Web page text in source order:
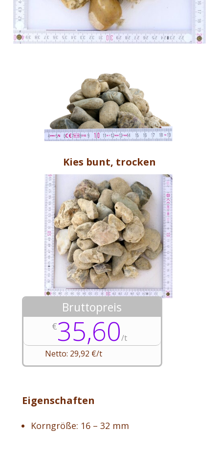
Kies bunt, trocken
Bruttopreis
€35,60/t
Netto: 29,92 €/t
Eigenschaften
Korngröße: 16 – 32 mm